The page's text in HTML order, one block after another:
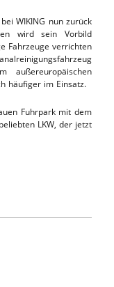
WIKING nun zurück
wird sein Vorbild
Fahrzeuge verrichten
außereuropäischen
häufiger im Einsatz.
Fuhrpark mit dem
LKW, der jetzt